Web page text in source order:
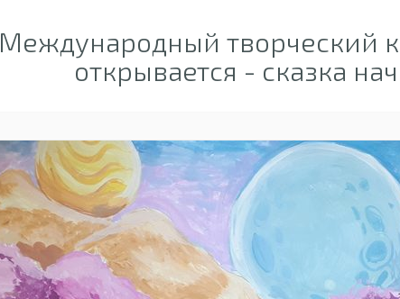
Международный творческий
открывается - сказка